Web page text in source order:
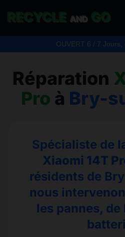
AND
OUVERT 6 / 7 Jours,
Réparation
Pro à Bry-
Spécialiste de
Xiaomi 14T
résidents de
nous
les pannes,